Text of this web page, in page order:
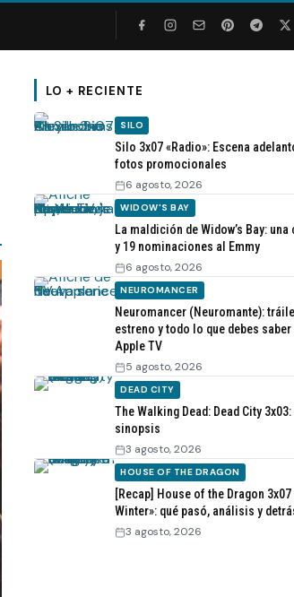
LO + RECIENTE
SILO
Silo 3x07 «Radio»: Escena
fotos promocionales
6 agosto, 2026
WIDOW'S BAY
La maldición de Widow’s Bay:
y 19 nominaciones al Emmy
6 agosto, 2026
NEUROMANCER
Neuromancer (Neuromante):
estreno y todo lo que debes
Apple TV
5 agosto, 2026
DEAD CITY
The Walking Dead: Dead City
sinopsis
3 agosto, 2026
HOUSE OF THE DRAGON
[Recap] House of the Dragon
Winter»: qué pasó, análisis y
3 agosto, 2026